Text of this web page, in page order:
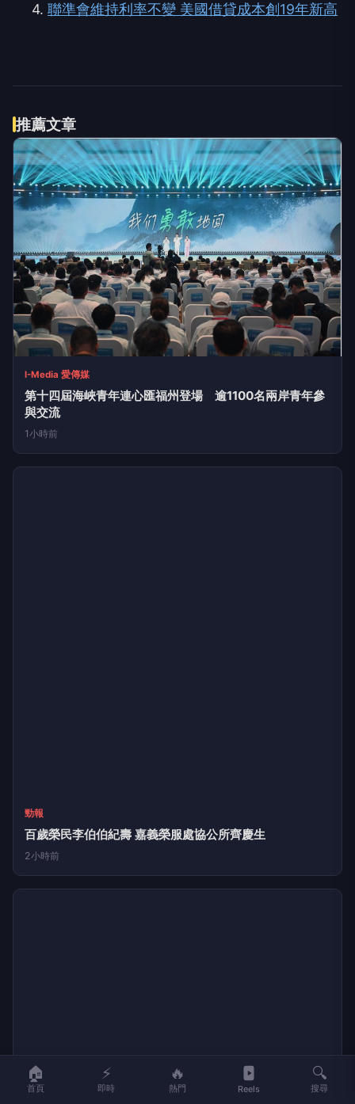
4. 聯準會維持利率不變 美國借貸成本創19年新高
推薦文章
I-Media 愛傳媒
第十四屆海峽青年連心匯福州登場 逾1100名兩岸青年參
與交流
1小時前
勁報
百歲榮民李伯伯紀壽 嘉義榮服處協公所齊慶生
2小時前
🏠
首頁
⚡
即時
🔥
熱門 Reels
🔍
搜尋